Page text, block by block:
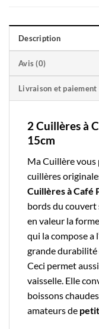
Description
Avis (0)
Livraison et paiement
2 Cuillères à
15cm
Ma Cuillèrevous
cuillères
Cuillères à Café
bords du couvert
en valeur la
qui la compose a
grande durabilité
Ceci permet
vaisselle. Elle
boissons
amateurs de